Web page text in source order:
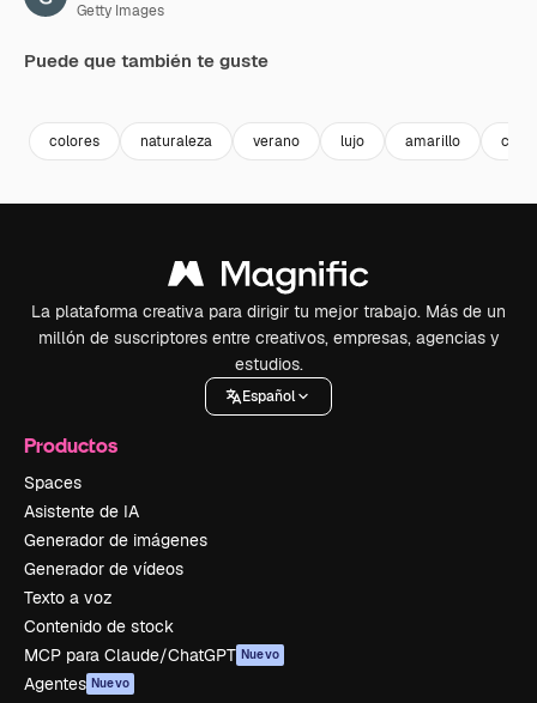
Getty Images
Puede que también te guste
colores naturaleza verano lujo amarillo
La plataforma creativa para dirigir tu mejor trabajo. Más de un
millón de suscriptores entre creativos, empresas, agencias y
estudios.
Español
Productos
Spaces
Asistente de IA
Generador de imágenes
Generador de vídeos
Texto a voz
Contenido de stock
MCP para Claude/ChatGPT Nuevo
Agentes Nuevo